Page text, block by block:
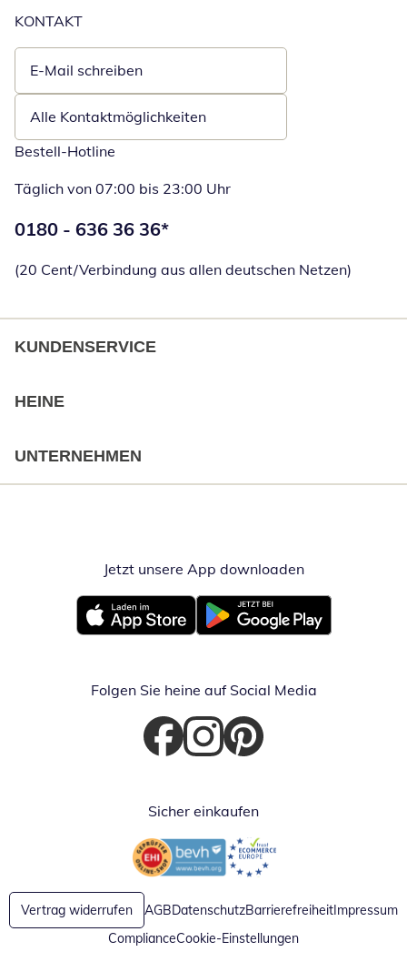
KONTAKT
E-Mail schreiben
Öffnet E-Mail-Client
Alle Kontaktmöglichkeiten
Bestell-Hotline
Täglich von 07:00 bis 23:00 Uhr
Telefonnummer:
0180 - 636 36 36*
(20 Cent/Verbindung aus allen deutschen Netzen)
KUNDENSERVICE
HEINE
UNTERNEHMEN
Jetzt unsere App downloadenÖffnet in
Öffnet in neuem FensterÖffnet in neuem Fenster
Folgen Sie heine auf Social Media
Öffnet in neuem Fenster
Öffnet in neuem Fenster
Öffnet in neuem Fenster
Sicher einkaufen
Öffnet in neuem FensterÖffnet in neuem Fenster
Vertrag widerrufen AGBDatenschutzBarrierefreiheitImpressum
ComplianceCookie-Einstellungen